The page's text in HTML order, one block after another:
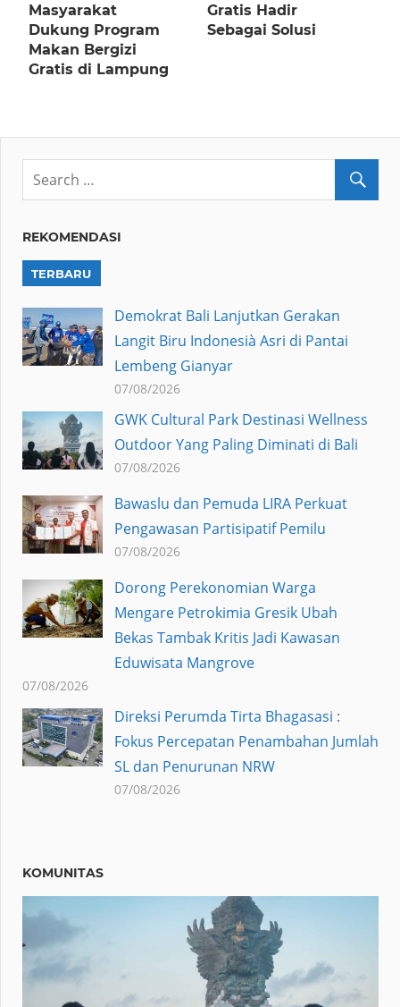
Masyarakat
Dukung Program
Makan Bergizi
Gratis di Lampung
Gratis Hadir
Sebagai Solusi
REKOMENDASI
TERBARU
Demokrat Bali Lanjutkan Gerakan
Langit Biru Indonesià Asri di Pantai
Lembeng Gianyar
07/08/2026
GWK Cultural Park Destinasi Wellness
Outdoor Yang Paling Diminati di Bali
07/08/2026
Bawaslu dan Pemuda LIRA Perkuat
Pengawasan Partisipatif Pemilu
07/08/2026
Dorong Perekonomian Warga
Mengare Petrokimia Gresik Ubah
Bekas Tambak Kritis Jadi Kawasan
Eduwisata Mangrove
07/08/2026
Direksi Perumda Tirta Bhagasasi :
Fokus Percepatan Penambahan Jumlah
SL dan Penurunan NRW
07/08/2026
KOMUNITAS